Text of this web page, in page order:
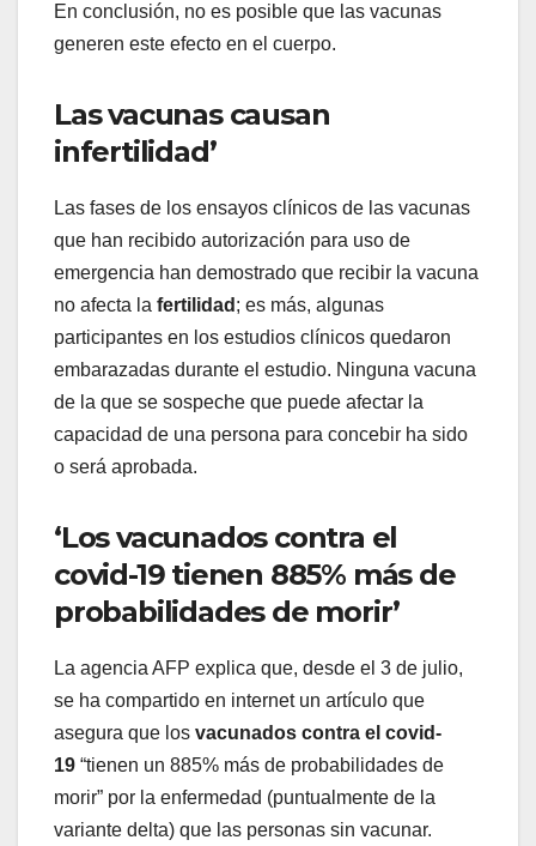
En conclusión, no es posible que las vacunas
generen este efecto en el cuerpo.
Las vacunas causan
infertilidad’
Las fases de los ensayos clínicos de las vacunas
que han recibido autorización para uso de
emergencia han demostrado que recibir la vacuna
no afecta la fertilidad ; es más, algunas
participantes en los estudios clínicos quedaron
embarazadas durante el estudio. Ninguna vacuna
de la que se sospeche que puede afectar la
capacidad de una persona para concebir ha sido
o será aprobada.
‘Los vacunados contra el
covid-19 tienen 885% más de
probabilidades de morir’
La agencia AFP explica que, desde el 3 de julio,
se ha compartido en internet un artículo que
asegura que los vacunados contra el covid-
19 “tienen un 885% más de probabilidades de
morir” por la enfermedad (puntualmente de la
variante delta) que las personas sin vacunar.